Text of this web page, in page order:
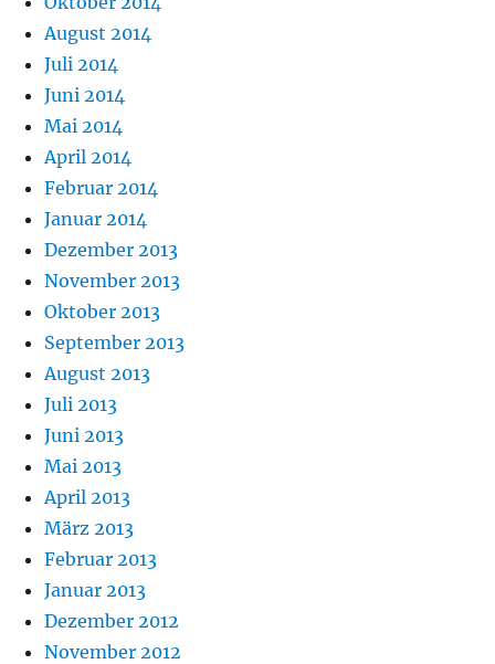
August 2014
Juli 2014
Juni 2014
Mai 2014
April 2014
Februar 2014
Januar 2014
Dezember 2013
November 2013
Oktober 2013
September 2013
August 2013
Juli 2013
Juni 2013
Mai 2013
April 2013
März 2013
Februar 2013
Januar 2013
Dezember 2012
November 2012